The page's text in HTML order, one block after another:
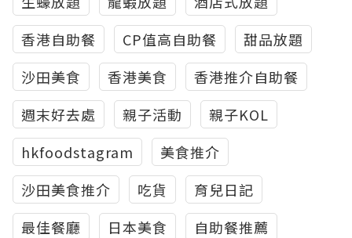
香港自助餐
CP值高自助餐
甜品放題
沙田美食
香港美食
香港推介自助餐
週末好去處
親子活動
親子KOL
hkfoodstagram
美食推介
沙田美食推介
吃貨
育兒日記
最佳餐廳
日本美食 自助餐推薦